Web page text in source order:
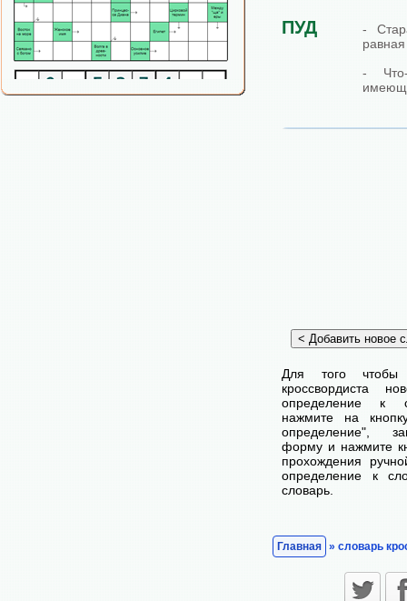
ПУД
-
равная
- Что-
Для того чтобы
кроссвордиста
определение к
нажмите на
определение",
форму и нажмите
прохождения
определение к
словарь.
Главная » словарь